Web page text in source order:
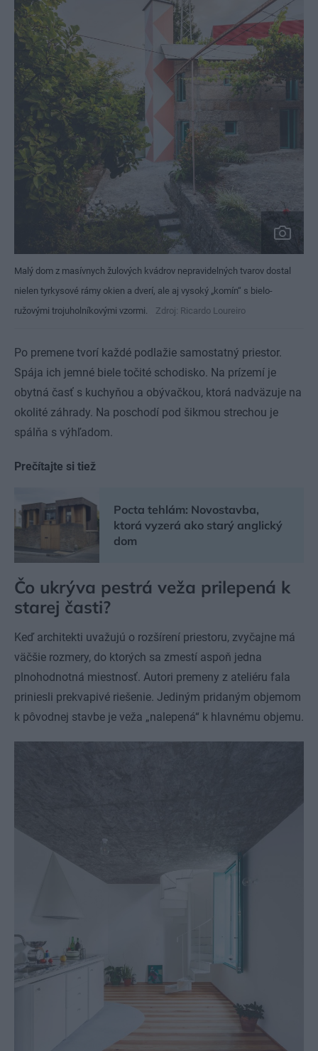
Malý dom z masívnych žulových kvádrov nepravidelných tvarov dostal
nielen tyrkysové rámy okien a dverí, ale aj vysoký „komín“ s bielo-
ružovými trojuholníkovými vzormi.
Zdroj: Ricardo Loureiro
Po premene tvorí každé podlažie samostatný priestor.
Spája ich jemné biele točité schodisko. Na prízemí je
obytná časť s kuchyňou a obývačkou, ktorá nadväzuje na
okolité záhrady. Na poschodí pod šikmou strechou je
spálňa s výhľadom.
Prečítajte si tiež
Pocta tehlám: Novostavba,
ktorá vyzerá ako starý anglický
dom
Čo ukrýva pestrá veža prilepená k
starej časti?
Keď architekti uvažujú o rozšírení priestoru, zvyčajne má
väčšie rozmery, do ktorých sa zmestí aspoň jedna
plnohodnotná miestnosť. Autori premeny z ateliéru fala
priniesli prekvapivé riešenie. Jediným pridaným objemom
k pôvodnej stavbe je veža „nalepená“ k hlavnému objemu.